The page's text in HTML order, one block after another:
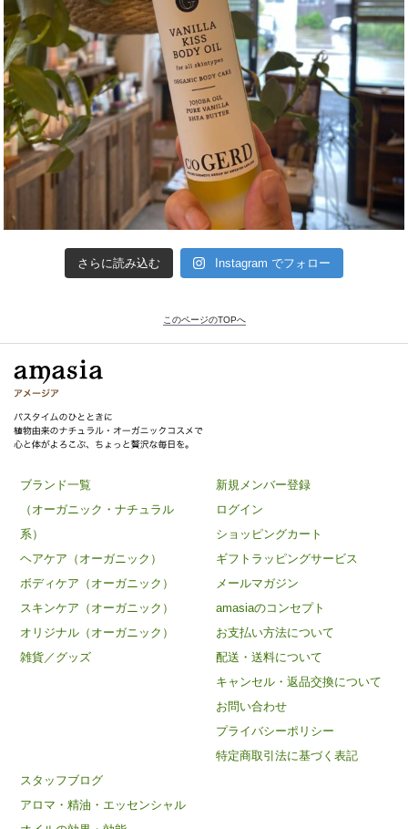
さらに読み込む Instagram でフォロー
このページのTOPへ
ブランド一覧
（オーガニック・ナチュラル
系）
ヘアケア（オーガニック）
ボディケア（オーガニック）
スキンケア（オーガニック）
オリジナル（オーガニック）
雑貨／グッズ
新規メンバー登録
ログイン
ショッピングカート
ギフトラッピングサービス
メールマガジン
amasiaのコンセプト
お支払い方法について
配送・送料について
キャンセル・返品交換について
お問い合わせ
プライバシーポリシー
特定商取引法に基づく表記
スタッフブログ
アロマ・精油・エッセンシャル